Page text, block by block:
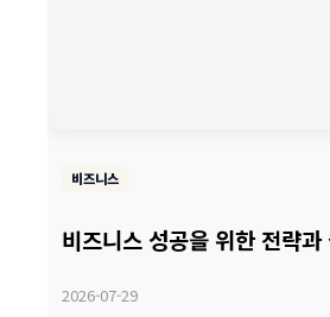
비즈니스
비즈니스 성공을 위한 전략
2026-07-29